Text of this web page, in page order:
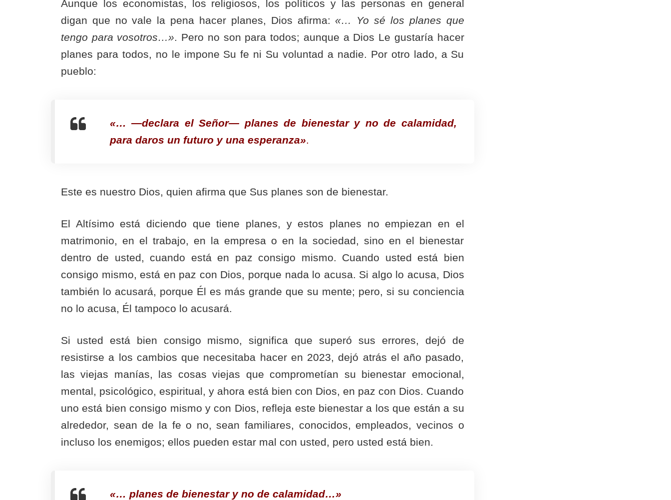
Aunque los economistas, los religiosos, los políticos y las personas en general
digan que no vale la pena hacer planes, Dios afirma:«… Yo sé los planes que
tengo para vosotros…». Pero no son para todos; aunque a Dios Le gustaría hacer
planes para todos, no le impone Su fe ni Su voluntad a nadie. Por otro lado, a Su
pueblo:
«… —declara el Señor— planes de bienestar y no de calamidad,
para daros un futuro y una esperanza».
Este es nuestro Dios, quien afirma que Sus planes son de bienestar.
El Altísimo está diciendo que tiene planes, y estos planes no empiezan en el
matrimonio, en el trabajo, en la empresa o en la sociedad, sino en el bienestar
dentro de usted, cuando está en paz consigo mismo. Cuando usted está bien
consigo mismo, está en paz con Dios, porque nada lo acusa. Si algo lo acusa, Dios
también lo acusará, porque Él es más grande que su mente; pero, si su conciencia
no lo acusa, Él tampoco lo acusará.
Si usted está bien consigo mismo, significa que superó sus errores, dejó de
resistirse a los cambios que necesitaba hacer en 2023, dejó atrás el año pasado,
las viejas manías, las cosas viejas que comprometían su bienestar emocional,
mental, psicológico, espiritual, y ahora está bien con Dios, en paz con Dios. Cuando
uno está bien consigo mismo y con Dios, refleja este bienestar a los que están a su
alrededor, sean de la fe o no, sean familiares, conocidos, empleados, vecinos o
incluso los enemigos; ellos pueden estar mal con usted, pero usted está bien.
«… planes de bienestar y no de calamidad…»